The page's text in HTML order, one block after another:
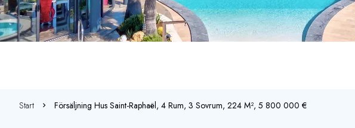
Start Försäljning Hus Saint-Raphaël, 4 Rum, 3 Sovrum, 224 M², 5 800 000 €